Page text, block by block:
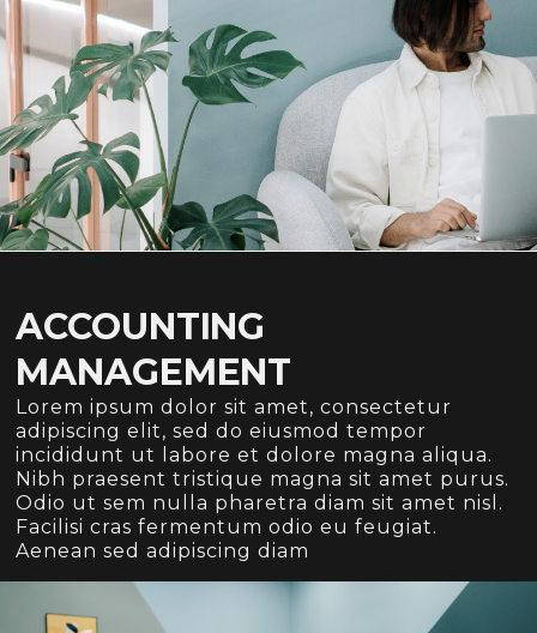
ACCOUNTING
MANAGEMENT
Lorem ipsum dolor sit amet, consectetur
adipiscing elit, sed do eiusmod tempor
incididunt ut labore et dolore magna aliqua.
Nibh praesent tristique magna sit amet purus.
Odio ut sem nulla pharetra diam sit amet nisl.
Facilisi cras fermentum odio eu feugiat.
Aenean sed adipiscing diam